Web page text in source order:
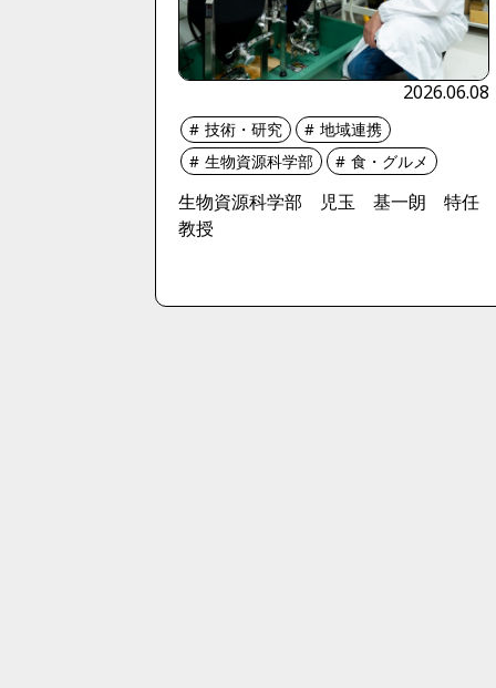
2026.06.08
技術・研究
地域連携
生物資源科学部
食・グルメ
生物資源科学部 児玉 基一朗 特任
教授